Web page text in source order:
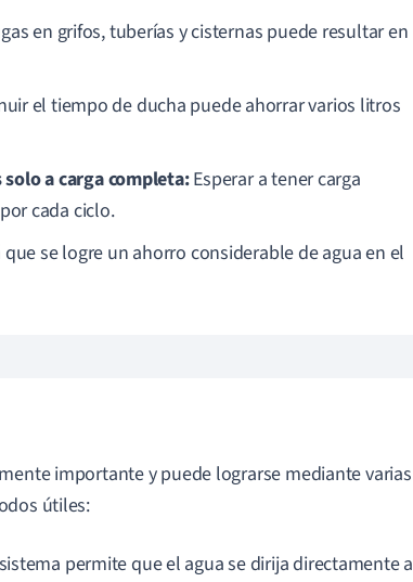
en grifos, tuberías y cisternas puede resultar en
el tiempo de ducha puede ahorrar varios litros
a carga completa:Esperar a tener carga
cada ciclo.
se logre un ahorro considerable de agua en el
importante y puede lograrse mediante varias
útiles:
permite que el agua se dirija directamente a